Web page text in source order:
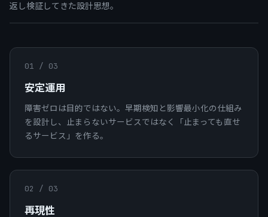
返し検証してきた設計思想。
01 / 03
安定運用
障害ゼロは目的ではない。早期検知と影響最小化の仕組み
を設計し、止まらないサービスではなく「止まっても直せ
るサービス」を作る。
02 / 03
再現性